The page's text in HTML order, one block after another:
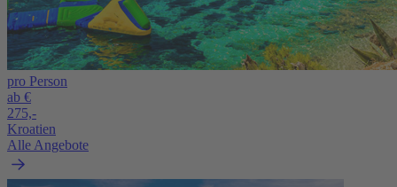
pro Person
ab €
275,-
Kroatien
Alle Angebote